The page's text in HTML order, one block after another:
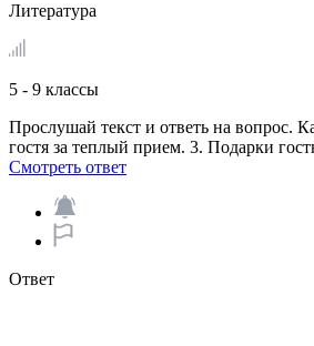
Литература
5 - 9 классы
Прослушай текст и ответь на вопрос.
гостя за теплый прием. 3. Подарки
Смотреть ответ
Ответ